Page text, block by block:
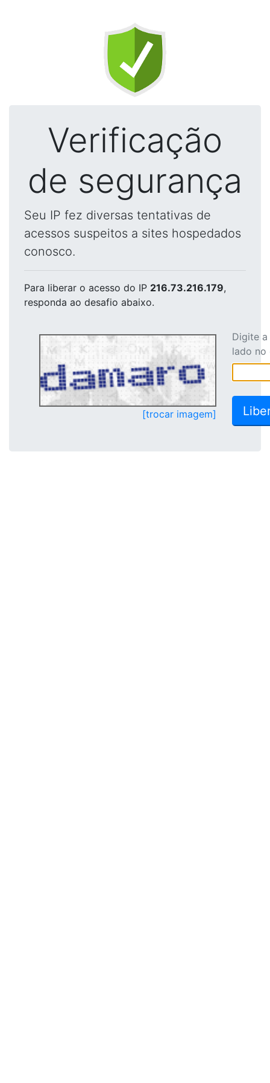
Verificação
de segurança
Seu IP fez diversas tentativas de
acessos suspeitos a sites hospedados
conosco.
Para liberar o acesso do IP 216.73.216.179,
responda ao desafio abaixo.
[trocar imagem]
Digite
lado no